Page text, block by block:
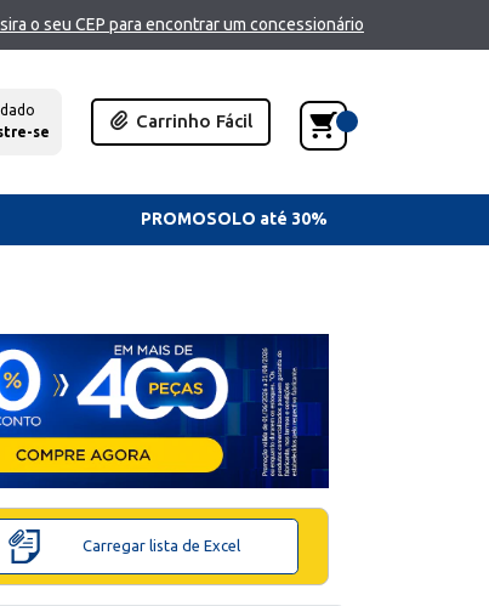
o seu CEP para encontrar um concessionário
se
Carrinho Fácil
PROMOSOLO até 30%
Carregar lista de Excel